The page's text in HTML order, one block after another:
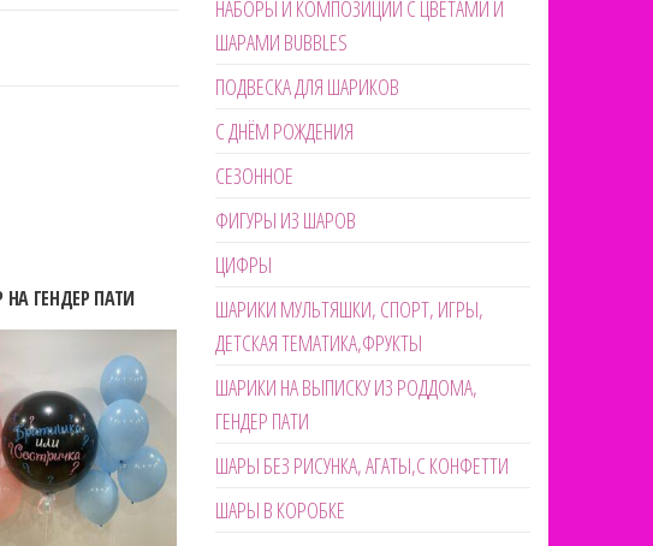
ГЕНДЕР ПАТИ
НАБОРЫ И КОМПОЗИЦИИ С ЦВЕТАМИ И
ШАРАМИ BUBBLES
ПОДВЕСКА ДЛЯ ШАРИКОВ
С ДНЁМ РОЖДЕНИЯ
СЕЗОННОЕ
ФИГУРЫ ИЗ ШАРОВ
ЦИФРЫ
ШАРИКИ МУЛЬТЯШКИ, СПОРТ, ИГРЫ,
ДЕТСКАЯ ТЕМАТИКА,ФРУКТЫ
ШАРИКИ НА ВЫПИСКУ ИЗ РОДДОМА,
ГЕНДЕР ПАТИ
ШАРЫ БЕЗ РИСУНКА, АГАТЫ,С КОНФЕТТИ
ШАРЫ В КОРОБКЕ